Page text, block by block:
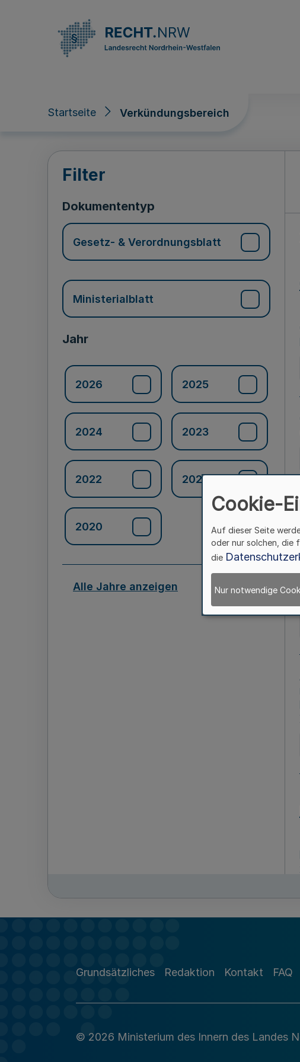
Startseite Verkündungsbereich
Verkündungsbereich
Filter
Dokumententyp
Gesetz- & Verordnungsblatt
Ministerialblatt
Jahr
2026 2025
2024 2023
2022 2021
2020
Alle Jahre anzeigen
Grundsätzliches Redaktion Kontakt FAQ
© 2026 Ministerium des Innern des Landes
Cookie-
Auf dieser Seite
oder nur solchen, die
die
Nur notwendige